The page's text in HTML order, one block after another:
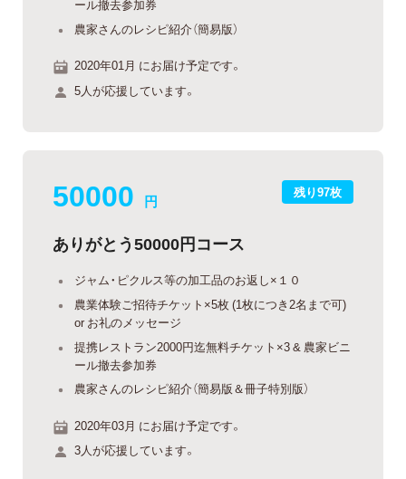
ール撤去参加券
農家さんのレシピ紹介（簡易版）
2020年01月 にお届け予定です。
5人が応援しています。
残り97枚
50000 円
ありがとう50000円コース
ジャム・ピクルス等の加工品のお返し×１０
農業体験ご招待チケット×5枚 (1枚につき2名まで可)
or お礼のメッセージ
提携レストラン2000円迄無料チケット×3 & 農家ビニ
ール撤去参加券
農家さんのレシピ紹介（簡易版＆冊子特別版）
2020年03月 にお届け予定です。
3人が応援しています。